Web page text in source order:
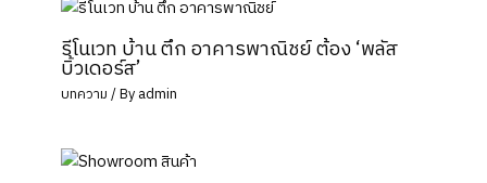
รีโนเวท บ้าน ตึก อาคารพาณิชย์ ต้อง ‘พลัส
บิ้วเดอร์ส’
บทความ/ Byadmin